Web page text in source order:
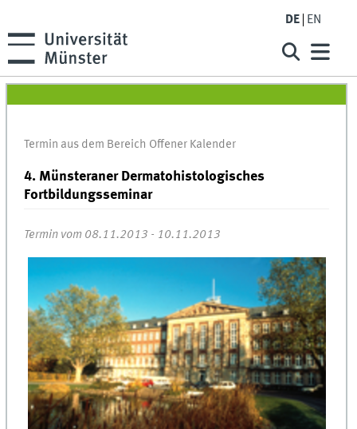
DE EN
Termin aus dem Bereich Offener Kalender
4. Münsteraner Dermatohistologisches
Fortbildungsseminar
Termin vom 08.11.2013 - 10.11.2013